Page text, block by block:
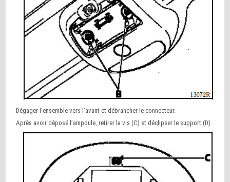
Dégager l’ensemble vers l’avant et débrancher le connecteur.
Après avoir déposé l’ampoule, retirer la vis (C) et déclipser le support (D).